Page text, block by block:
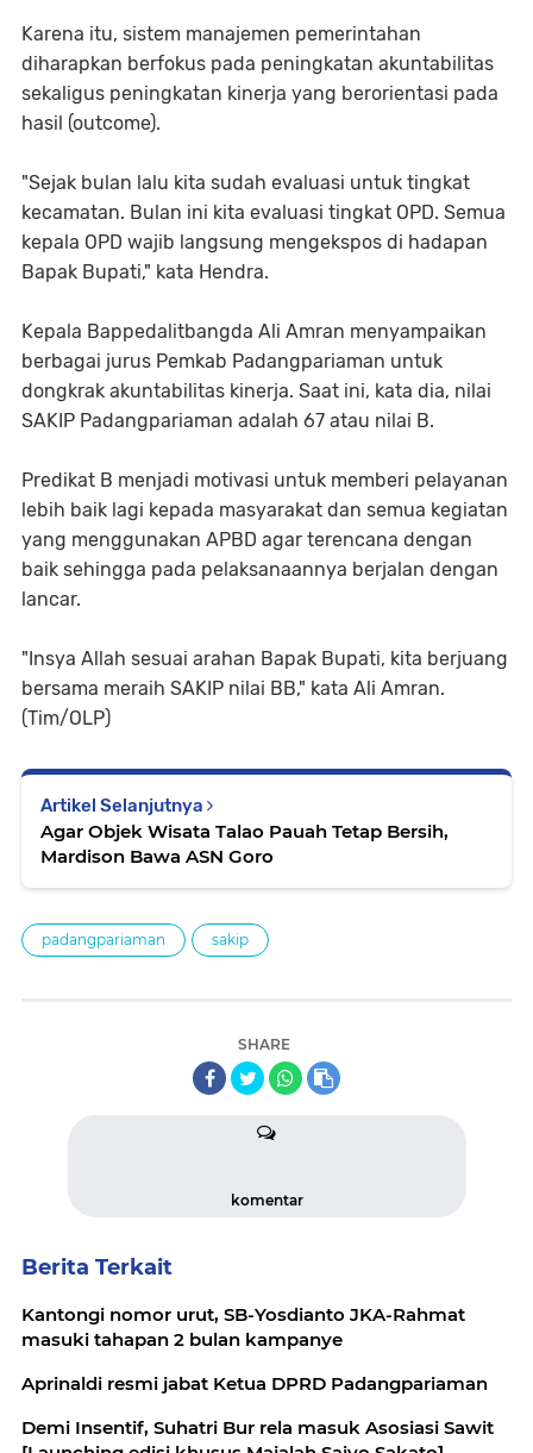
Karena itu, sistem manajemen pemerintahan
diharapkan berfokus pada peningkatan akuntabilitas
sekaligus peningkatan kinerja yang berorientasi pada
hasil (outcome).
"Sejak bulan lalu kita sudah evaluasi untuk tingkat
kecamatan. Bulan ini kita evaluasi tingkat OPD. Semua
kepala OPD wajib langsung mengekspos di hadapan
Bapak Bupati," kata Hendra.
Kepala Bappedalitbangda Ali Amran menyampaikan
berbagai jurus Pemkab Padangpariaman untuk
dongkrak akuntabilitas kinerja. Saat ini, kata dia, nilai
SAKIP Padangpariaman adalah 67 atau nilai B.
Predikat B menjadi motivasi untuk memberi pelayanan
lebih baik lagi kepada masyarakat dan semua kegiatan
yang menggunakan APBD agar terencana dengan
baik sehingga pada pelaksanaannya berjalan dengan
lancar.
"Insya Allah sesuai arahan Bapak Bupati, kita berjuang
bersama meraih SAKIP nilai BB," kata Ali Amran.
(Tim/OLP)
Artikel Selanjutnya
Agar Objek Wisata Talao Pauah Tetap Bersih,
Mardison Bawa ASN Goro
padangpariaman sakip
SHARE
komentar
Berita Terkait
Kantongi nomor urut, SB-Yosdianto JKA-Rahmat
masuki tahapan 2 bulan kampanye
Aprinaldi resmi jabat Ketua DPRD Padangpariaman
Demi Insentif, Suhatri Bur rela masuk Asosiasi Sawit